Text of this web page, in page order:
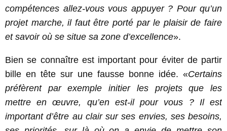
compétences allez-vous vous appuyer ? Pour qu’un
projet marche, il faut être porté par le plaisir de faire
et savoir où se situe sa zone d’excellence».
Bien se connaître est important pour éviter de partir
bille en tête sur une fausse bonne idée. «Certains
préfèrent par exemple initier les projets que les
mettre en œuvre, qu’en est-il pour vous ? Il est
important d’être au clair sur ses envies, ses besoins,